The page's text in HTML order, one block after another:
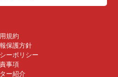
規約
保護方針
ーポリシー
事項
ー紹介